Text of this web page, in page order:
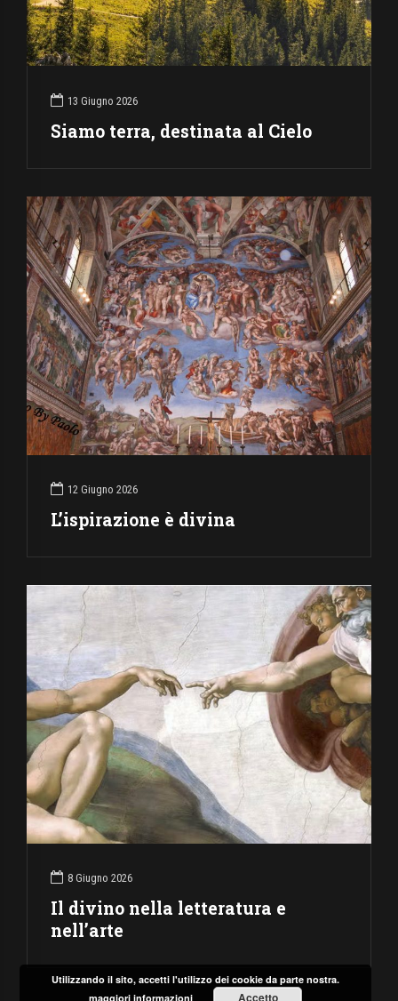
13 Giugno 2026
Siamo terra, destinata al Cielo
12 Giugno 2026
L’ispirazione è divina
8 Giugno 2026
Il divino nella letteratura e
nell’arte
Utilizzando il sito, accetti l'utilizzo dei cookie da parte nostra.
maggiori informazioni
Accetto